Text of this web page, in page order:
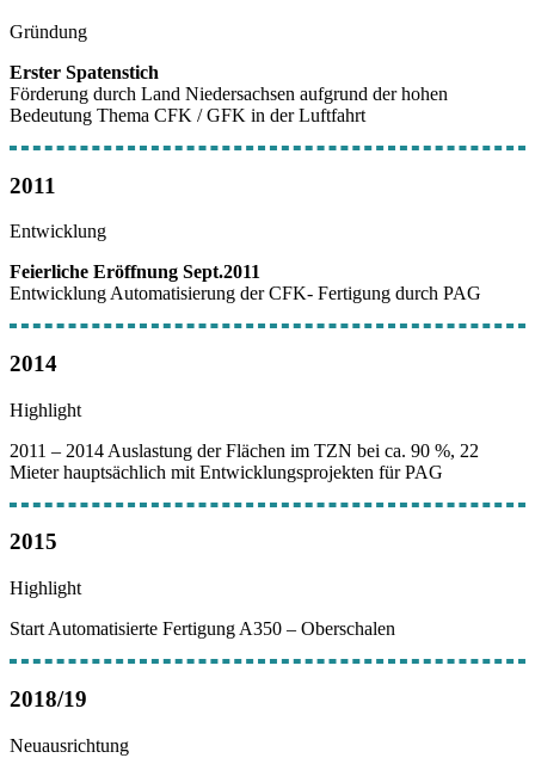
Gründung
Erster Spatenstich
Förderung durch Land Niedersachsen aufgrund der hohen
Bedeutung Thema CFK / GFK in der Luftfahrt
2011
Entwicklung
Feierliche Eröffnung Sept.2011
Entwicklung Automatisierung der CFK- Fertigung durch PAG
2014
Highlight
2011 – 2014 Auslastung der Flächen im TZN bei ca. 90 %, 22
Mieter hauptsächlich mit Entwicklungsprojekten für PAG
2015
Highlight
Start Automatisierte Fertigung A350 – Oberschalen
2018/19
Neuausrichtung